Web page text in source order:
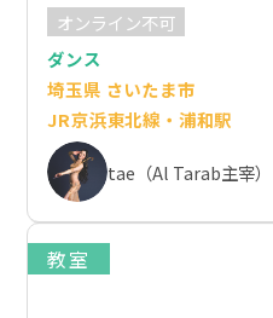
オンライン不可
ダンス
埼玉県 さいたま市
JR京浜東北線・浦和駅
tae（Al Tarab主宰）
教室